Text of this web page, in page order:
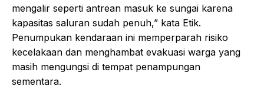
mengalir seperti antrean masuk ke sungai karena
kapasitas saluran sudah penuh,” kata Etik.
Penumpukan kendaraan ini memperparah risiko
kecelakaan dan menghambat evakuasi warga yang
masih mengungsi di tempat penampungan
sementara.